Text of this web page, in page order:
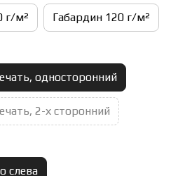
г/м² Габардин 120 г/м²
односторонний
2-х сторонний
слева